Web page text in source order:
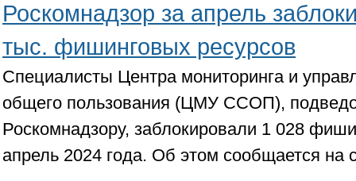
Роскомнадзор за апрель
тыс. фишинговых ресурсов
Специалисты Центра мониторинга и
общего пользования (ЦМУ ССОП),
Роскомнадзору, заблокировали 1 028
апрель 2024 года. Об этом сообщается на